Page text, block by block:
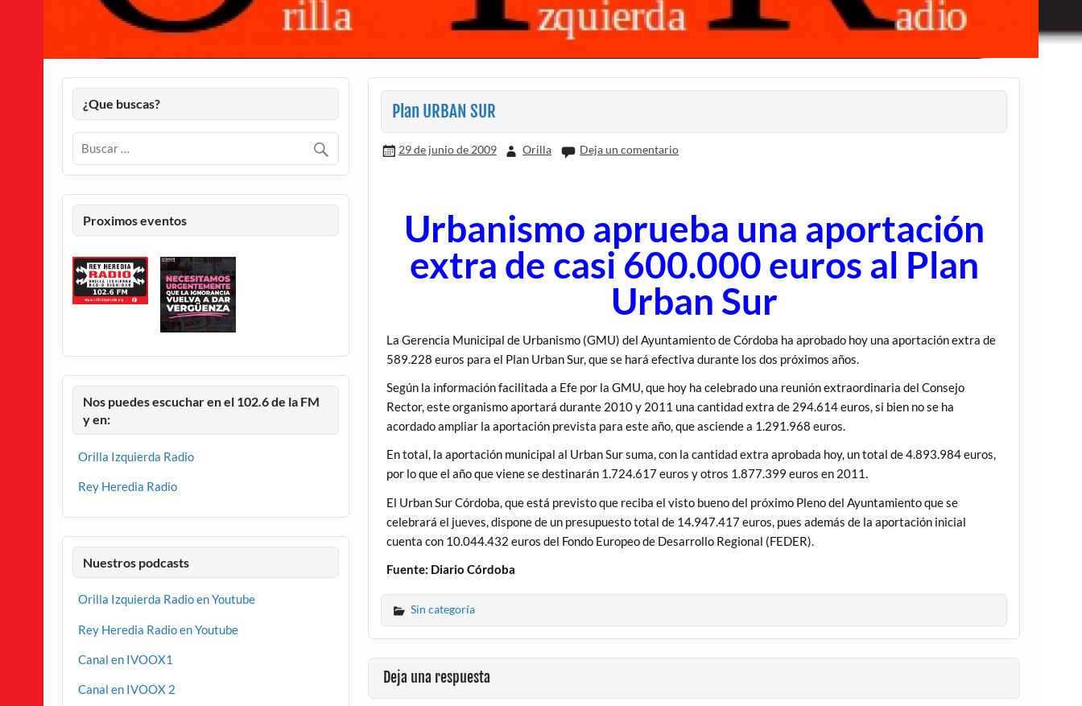
Plan URBAN SUR
29 de junio de 2009 Orilla Deja un comentario
Urbanismo aprueba una aportación
extra de casi 600.000 euros al Plan
Urban Sur
La Gerencia Municipal de Urbanismo (GMU) del Ayuntamiento de Córdoba ha aprobado hoy una aportación extra de
589.228 euros para el Plan Urban Sur, que se hará efectiva durante los dos próximos años.
Según la información facilitada a Efe por la GMU, que hoy ha celebrado una reunión extraordinaria del Consejo
Rector, este organismo aportará durante 2010 y 2011 una cantidad extra de 294.614 euros, si bien no se ha
acordado ampliar la aportación prevista para este año, que asciende a 1.291.968 euros.
En total, la aportación municipal al Urban Sur suma, con la cantidad extra aprobada hoy, un total de 4.893.984 euros,
por lo que el año que viene se destinarán 1.724.617 euros y otros 1.877.399 euros en 2011.
El Urban Sur Córdoba, que está previsto que reciba el visto bueno del próximo Pleno del Ayuntamiento que se
celebrará el jueves, dispone de un presupuesto total de 14.947.417 euros, pues además de la aportación inicial
cuenta con 10.044.432 euros del Fondo Europeo de Desarrollo Regional (FEDER).
Fuente: Diario Córdoba
Sin categoría
Deja una respuesta
¿Que buscas?
Proximos eventos
Nos puedes escuchar en el 102.6 de la FM
y en:
Orilla Izquierda Radio
Rey Heredia Radio
Nuestros podcasts
Orilla Izquierda Radio en Youtube
Rey Heredia Radio en Youtube
Canal en IVOOX1
Canal en IVOOX 2